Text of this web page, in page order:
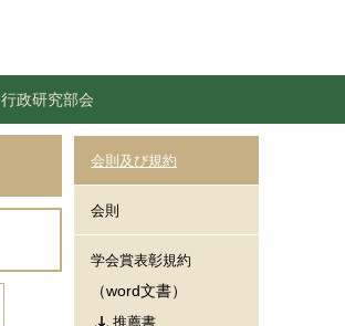
行政研究部会
会則及び規約
会則
学会賞表彰規約
（word文書）
推薦書